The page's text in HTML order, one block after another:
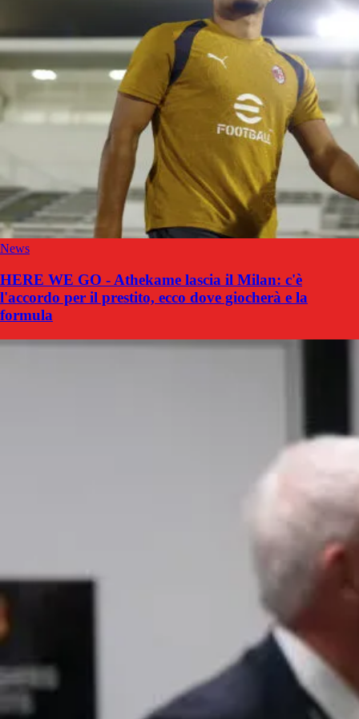
News
HERE WE GO - Athekame lascia il Milan: c'è
l'accordo per il prestito, ecco dove giocherà e la
formula